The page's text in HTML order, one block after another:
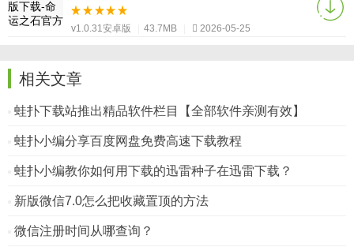
v1.0.31安卓版 43.7MB 2026-05-25
相关文章
蛙扑下载站推出精品软件栏目【全部软件亲测有效】
蛙扑小编分享百度网盘免费高速下载教程
蛙扑小编教你如何用下载的迅雷种子在迅雷下载？
新版微信7.0怎么把收藏置顶的方法
微信注册时间从哪查询？